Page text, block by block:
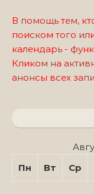
В помощь тем,
поиском того
календарь -
Кликом на
анонсы всех
Пн
Вт Ср